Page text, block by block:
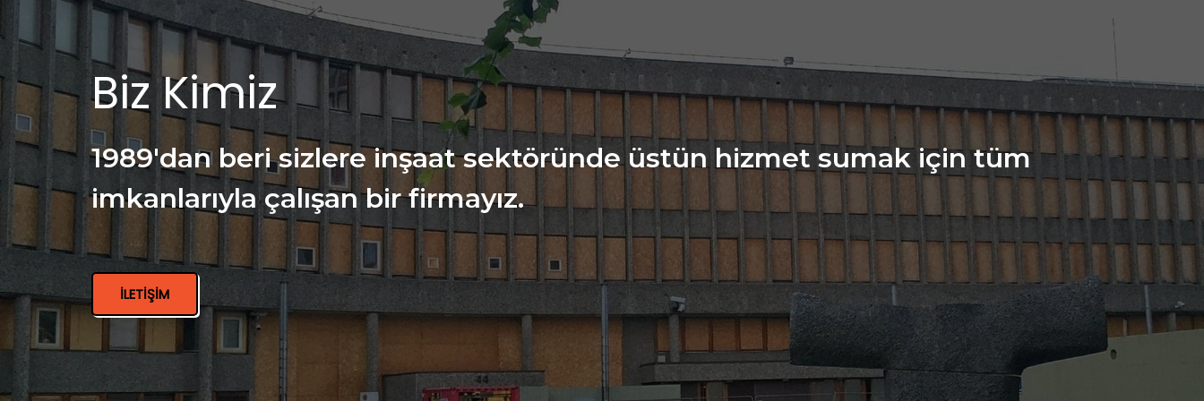
Biz Kimiz
1989'dan beri sizlere inşaat sektöründe üstün hizmet sumak için tüm
imkanlarıyla çalışan bir firmayız.
İLETIŞIM